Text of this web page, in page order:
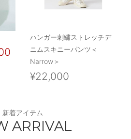
ハンガー刺繍ストレッチデ
ニムスキニーパンツ＜
Narrow＞
¥22,000
新着アイテム
ARRIVAL